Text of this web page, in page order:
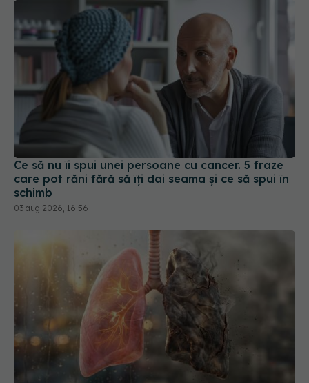
Ce să nu îi spui unei persoane cu cancer. 5 fraze
care pot răni fără să îți dai seama și ce să spui în
schimb
Semnul banal al cancerului pulmonar. Când
trebuie să mergi la medic